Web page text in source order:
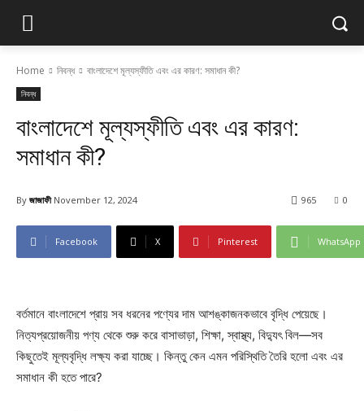
Home নিবন্ধ বাংলাদেশে মূল্যস্ফীতি এবং এর কারণ: সমাধান কী?
নিবন্ধ
বাংলাদেশে মূল্যস্ফীতি এবং এর কারণ:
সমাধান কী?
By জাজাফী November 12, 2024 0
965
Facebook X Pinterest WhatsApp
বর্তমানে বাংলাদেশে প্রায় সব ধরনের পণ্যের দাম আশঙ্কাজনকভাবে বৃদ্ধি পেয়েছে।
নিত্যপ্রয়োজনীয় পণ্য থেকে শুরু করে বাসাভাড়া, শিক্ষা, স্বাস্থ্য, বিদ্যুৎ বিল—সব
কিছুতেই মূল্যবৃদ্ধি লক্ষ্য করা যাচ্ছে। কিন্তু কেন এমন পরিস্থিতি তৈরি হলো এবং এর
সমাধান কী হতে পারে?